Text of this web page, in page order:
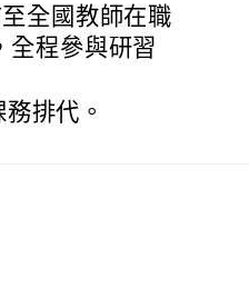
全國教師在職
全程參與研習
排代。